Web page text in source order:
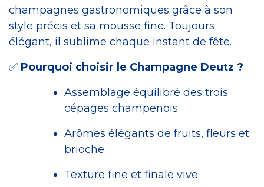
champagnes gastronomiques grâce à son
style précis et sa mousse fine. Toujours
élégant, il sublime chaque instant de fête.
✅ Pourquoi choisir le Champagne Deutz ?
Assemblage équilibré des trois
cépages champenois
Arômes élégants de fruits, fleurs et
brioche
Texture fine et finale vive